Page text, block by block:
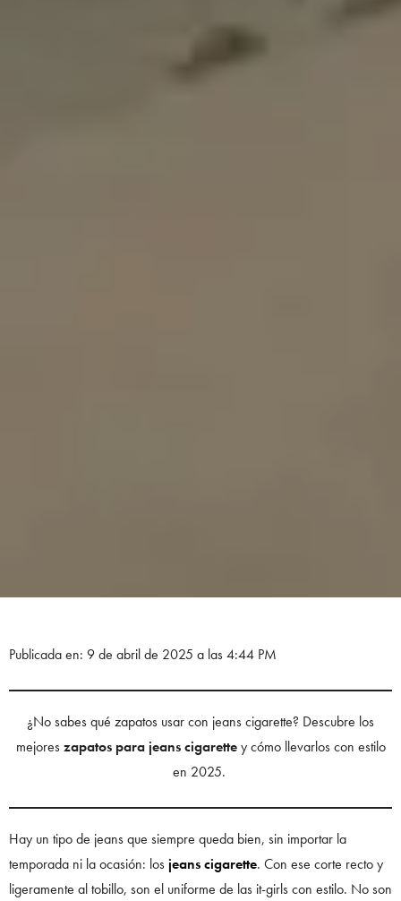
Publicada en: 9 de abril de 2025 a las 4:44 PM
¿No sabes qué zapatos usar con jeans cigarette? Descubre los
mejoreszapatos para jeans cigarettey cómo llevarlos con estilo
en 2025.
Hay un tipo de jeans que siempre queda bien, sin importar la
temporada ni la ocasión: losjeans cigarette. Con ese corte recto y
ligeramente al tobillo, son el uniforme de las it-girls con estilo. No son